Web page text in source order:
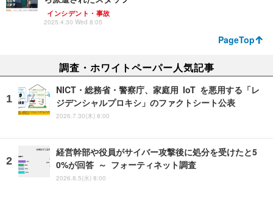
インシデント・事故
2025.4.30 Wed 8:05
PageTop
調査・ホワイトペーパー人気記事
NICT・総務省・警察庁、家庭用 IoT を悪用する「レ
ジデンシャルプロキシ」のファクトシート公表
2026.7.30(木) 8:00
経営幹部や役員がサイバー攻撃後に処分を受けたと5
0%が回答 ～ フォーティネット調査
2026.8.5(水) 8:00